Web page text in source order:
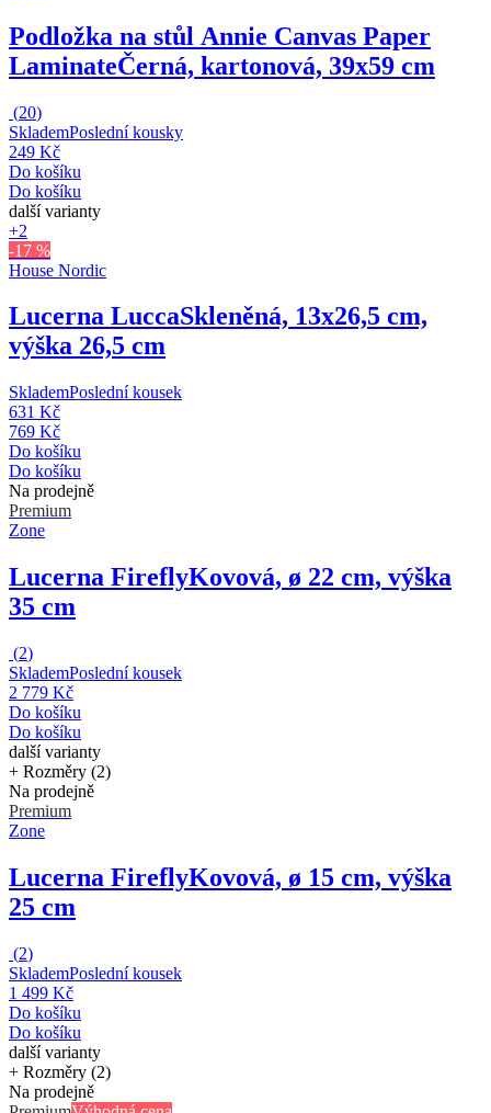
Podložka na stůl Annie Canvas Paper
LaminateČerná, kartonová, 39x59 cm
(20)
SklademPoslední kousky
249 Kč
Do košíku
Do košíku
další varianty
+2
-17 %
House Nordic
Lucerna LuccaSkleněná, 13x26,5 cm,
výška 26,5 cm
SklademPoslední kousek
631 Kč
769 Kč
Do košíku
Do košíku
Na prodejně
Premium
Zone
Lucerna FireflyKovová, ø 22 cm, výška
35 cm
(2)
SklademPoslední kousek
2 779 Kč
Do košíku
Do košíku
další varianty
+ Rozměry (2)
Na prodejně
Premium
Zone
Lucerna FireflyKovová, ø 15 cm, výška
25 cm
(2)
SklademPoslední kousek
1 499 Kč
Do košíku
Do košíku
další varianty
+ Rozměry (2)
Na prodejně